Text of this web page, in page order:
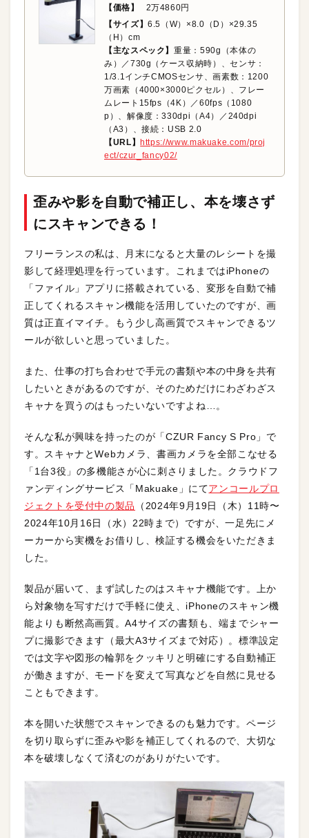
【価格】
2万4860円
【サイズ】6.5（W）×8.0（D）×29.35
（H）cm
【主なスペック】重量：590g（本体の
み）／730g（ケース収納時）、センサ：
1/3.1インチCMOSセンサ、画素数：1200
万画素（4000×3000ピクセル）、フレー
ムレート15fps（4K）／60fps（1080
p）、解像度：330dpi（A4）／240dpi
（A3）、接続：USB 2.0
【URL】
https://www.makuake.com/proj
ect/czur_fancy02/
歪みや影を自動で補正し、 本を壊さず
にスキャンできる！
フリーランスの私は、月末になると大量のレシートを撮
影して経理処理を行っています。これまではiPhoneの
「ファイル」アプリに搭載されている、変形を自動で補
正してくれるスキャン機能を活用していたのですが、画
質は正直イマイチ。もう少し高画質でスキャンできるツ
ールが欲しいと思っていました。
また、仕事の打ち合わせで手元の書類や本の中身を共有
したいときがあるのですが、そのためだけにわざわざス
キャナを買うのはもったいないですよね…。
そんな私が興味を持ったのが「CZUR Fancy S Pro」で
す。スキャナとWebカメラ、書画カメラを全部こなせる
「1台3役」の多機能さが心に刺さりました。クラウドフ
ァンディングサービス「Makuake」にてアンコールプロ
ジェクトを受付中の製品
（2024年9月19日（木）11時〜
2024年10月16日（水）22時まで）ですが、一足先にメ
ーカーから実機をお借りし、検証する機会をいただきま
した。
製品が届いて、まず試したのはスキャナ機能です。上か
ら対象物を写すだけで手軽に使え、iPhoneのスキャン機
能よりも断然高画質。A4サイズの書類も、端までシャー
プに撮影できます（最大A3サイズまで対応）。標準設定
では文字や図形の輪郭をクッキリと明確にする自動補正
が働きますが、モードを変えて写真などを自然に見せる
こともできます。
本を開いた状態でスキャンできるのも魅力です。ページ
を切り取らずに歪みや影を補正してくれるので、大切な
本を破壊しなくて済むのがありがたいです。